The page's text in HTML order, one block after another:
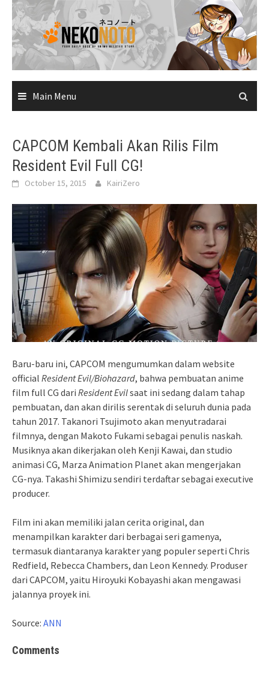
Skip
content
Main Menu
CAPCOM Kembali Akan Rilis Film
Resident Evil Full CG!
October 15, 2015 KairiZero
Baru-baru ini, CAPCOM mengumumkan dalam website
official Resident Evil/Biohazard, bahwa pembuatan anime
film full CG dari Resident Evilsaat ini sedang dalam tahap
pembuatan, dan akan dirilis serentak di seluruh dunia pada
tahun 2017. Takanori Tsujimoto akan menyutradarai
filmnya, dengan Makoto Fukami sebagai penulis naskah.
Musiknya akan dikerjakan oleh Kenji Kawai, dan studio
animasi CG, Marza Animation Planet akan mengerjakan
CG-nya. Takashi Shimizu sendiri terdaftar sebagai executive
producer.
Film ini akan memiliki jalan cerita original, dan
menampilkan karakter dari berbagai seri gamenya,
termasuk diantaranya karakter yang populer seperti Chris
Redfield, Rebecca Chambers, dan Leon Kennedy. Produser
dari CAPCOM, yaitu Hiroyuki Kobayashi akan mengawasi
jalannya proyek ini.
Source: ANN
Comments